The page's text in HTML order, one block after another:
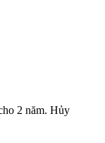
2 năm. Hủy